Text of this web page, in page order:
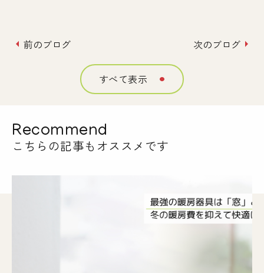
arrow_left 前のブログ 次のブログ arrow_right
すべて表示 circle
Recommend
こちらの記事もオススメです